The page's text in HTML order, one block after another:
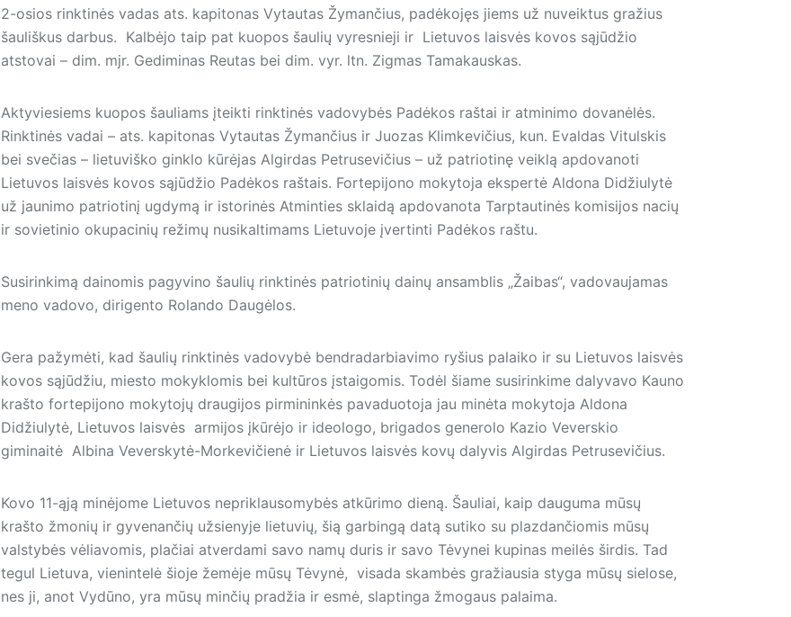
2-osios rinktinės vadas ats. kapitonas Vytautas Žymančius, padėkojęs jiems už nuveiktus gražius
šauliškus darbus. Kalbėjo taip pat kuopos šaulių vyresnieji ir Lietuvos laisvės kovos sąjūdžio
atstovai – dim. mjr. Gediminas Reutas bei dim. vyr. ltn. Zigmas Tamakauskas.
Aktyviesiems kuopos šauliams įteikti rinktinės vadovybės Padėkos raštai ir atminimo dovanėlės.
Rinktinės vadai – ats. kapitonas Vytautas Žymančius ir Juozas Klimkevičius, kun. Evaldas Vitulskis
bei svečias – lietuviško ginklo kūrėjas Algirdas Petrusevičius – už patriotinę veiklą apdovanoti
Lietuvos laisvės kovos sąjūdžio Padėkos raštais. Fortepijono mokytoja ekspertė Aldona Didžiulytė
už jaunimo patriotinį ugdymą ir istorinės Atminties sklaidą apdovanota Tarptautinės komisijos nacių
ir sovietinio okupacinių režimų nusikaltimams Lietuvoje įvertinti Padėkos raštu.
Susirinkimą dainomis pagyvino šaulių rinktinės patriotinių dainų ansamblis „Žaibas“, vadovaujamas
meno vadovo, dirigento Rolando Daugėlos.
Gera pažymėti, kad šaulių rinktinės vadovybė bendradarbiavimo ryšius palaiko ir su Lietuvos laisvės
kovos sąjūdžiu, miesto mokyklomis bei kultūros įstaigomis. Todėl šiame susirinkime dalyvavo Kauno
krašto fortepijono mokytojų draugijos pirmininkės pavaduotoja jau minėta mokytoja Aldona
Didžiulytė, Lietuvos laisvės armijos įkūrėjo ir ideologo, brigados generolo Kazio Veverskio
giminaitė Albina Veverskytė-Morkevičienė ir Lietuvos laisvės kovų dalyvis Algirdas Petrusevičius.
Kovo 11-ąją minėjome Lietuvos nepriklausomybės atkūrimo dieną. Šauliai, kaip dauguma mūsų
krašto žmonių ir gyvenančių užsienyje lietuvių, šią garbingą datą sutiko su plazdančiomis mūsų
valstybės vėliavomis, plačiai atverdami savo namų duris ir savo Tėvynei kupinas meilės širdis. Tad
tegul Lietuva, vienintelė šioje žemėje mūsų Tėvynė, visada skambės gražiausia styga mūsų sielose,
nes ji, anot Vydūno, yra mūsų minčių pradžia ir esmė, slaptinga žmogaus palaima.